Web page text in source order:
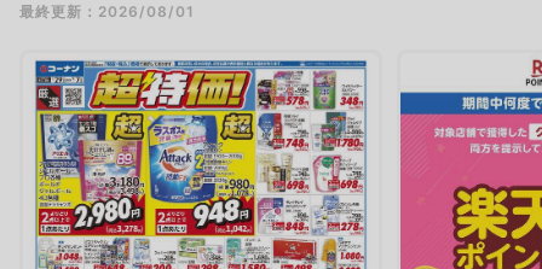
最終更新：2026/08/01